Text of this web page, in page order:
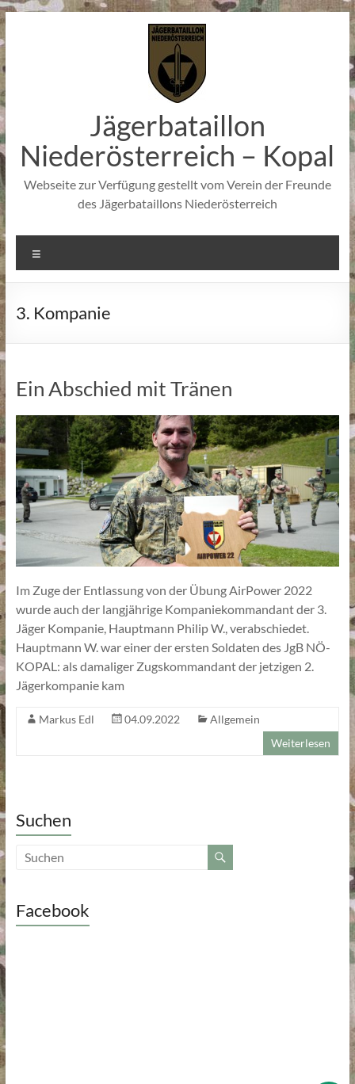
Zum
springen
Jägerbataillon
Niederösterreich – Kopal
Webseite zur Verfügung gestellt vom Verein der Freunde
des Jägerbataillons Niederösterreich
3. Kompanie
Ein Abschied mit Tränen
Im Zuge der Entlassung von der Übung AirPower 2022
wurde auch der langjährige Kompaniekommandant der 3.
Jäger Kompanie, Hauptmann Philip W., verabschiedet.
Hauptmann W. war einer der ersten Soldaten des JgB NÖ-
KOPAL: als damaliger Zugskommandant der jetzigen 2.
Jägerkompanie kam
Markus Edl 04.09.2022
Allgemein
Weiterlesen
Suchen
Facebook